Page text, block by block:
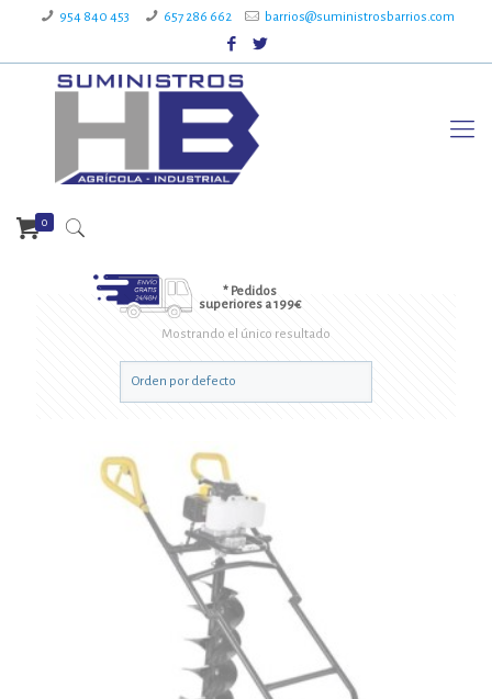
954 840 453 657 286 662 barrios@suministrosbarrios.com
* Pedidos
superiores a 199€
0
Mostrando el único resultado